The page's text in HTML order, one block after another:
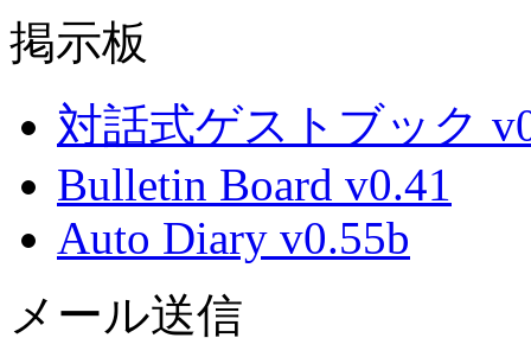
掲示板
対話式ゲストブック
Bulletin Board v0.41
Auto Diary v0.55b
メール送信